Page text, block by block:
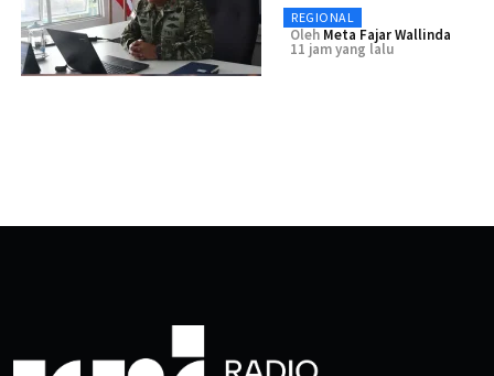
REGIONAL
Oleh Meta Fajar Wallinda
11 jam yang lalu